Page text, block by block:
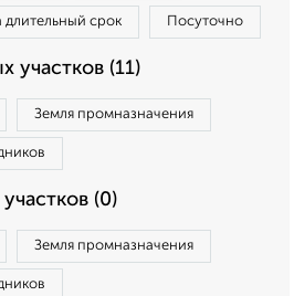
длительный срок Посуточно
участков (11)
Земля промназначения
(0)
Земля промназначения